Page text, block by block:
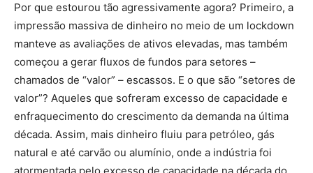
Por que estourou tão agressivamente agora? Primeiro, a
impressão massiva de dinheiro no meio de um lockdown
manteve as avaliações de ativos elevadas, mas também
começou a gerar fluxos de fundos para setores –
chamados de “valor” – escassos. E o que são “setores de
valor”? Aqueles que sofreram excesso de capacidade e
enfraquecimento do crescimento da demanda na última
década. Assim, mais dinheiro fluiu para petróleo, gás
natural e até carvão ou alumínio, onde a indústria foi